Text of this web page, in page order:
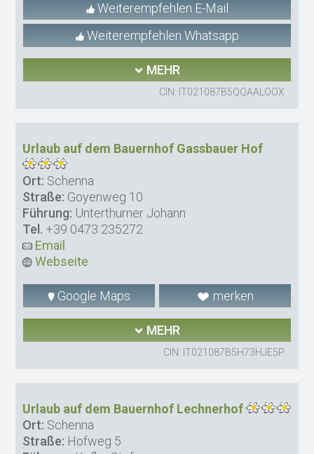
Weiterempfehlen E-Mail
Weiterempfehlen Whatsapp
MEHR
CIN: IT021087B5QQAALOOX
Urlaub auf dem Bauernhof Gassbauer Hof
Ort: Schenna
Straße: Goyenweg 10
Führung: Unterthurner Johann
Tel. +39 0473 235272
Email
Webseite
Google Maps merken
MEHR
CIN: IT021087B5H73HJE5P
Urlaub auf dem Bauernhof Lechnerhof
Ort: Schenna
Straße: Hofweg 5